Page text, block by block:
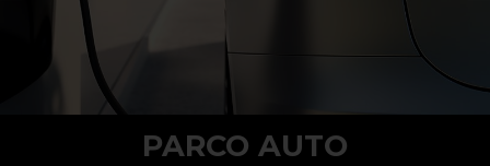
PARCO AUTO